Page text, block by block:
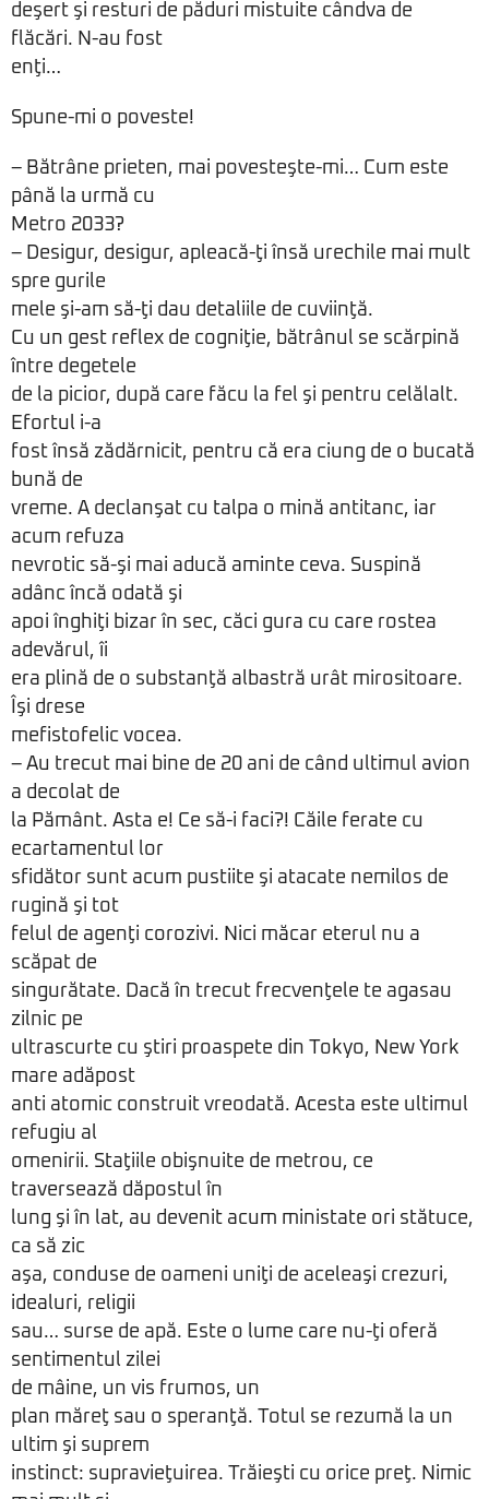
deşert şi resturi de păduri mistuite cândva de
flăcări. N-au fost
enţi…
Spune-mi o poveste!
– Bătrâne prieten, mai povesteşte-mi… Cum este
până la urmă cu
Metro 2033?
– Desigur, desigur, apleacă-ţi însă urechile mai mult
spre gurile
mele şi-am să-ţi dau detaliile de cuviinţă.
Cu un gest reflex de cogniţie, bătrânul se scărpină
între degetele
de la picior, după care făcu la fel şi pentru celălalt.
Efortul i-a
fost însă zădărnicit, pentru că era ciung de o bucată
bună de
vreme. A declanşat cu talpa o mină antitanc, iar
acum refuza
nevrotic să-şi mai aducă aminte ceva. Suspină
adânc încă odată şi
apoi înghiţi bizar în sec, căci gura cu care rostea
adevărul, îi
era plină de o substanţă albastră urât mirositoare.
Îşi drese
mefistofelic vocea.
– Au trecut mai bine de 20 ani de când ultimul avion
a decolat de
la Pământ. Asta e! Ce să-i faci?! Căile ferate cu
ecartamentul lor
sfidător sunt acum pustiite şi atacate nemilos de
rugină şi tot
felul de agenţi corozivi. Nici măcar eterul nu a
scăpat de
singurătate. Dacă în trecut frecvenţele te agasau
zilnic pe
ultrascurte cu ştiri proaspete din Tokyo, New York
mare adăpost
anti atomic construit vreodată. Acesta este ultimul
refugiu al
omenirii. Staţiile obişnuite de metrou, ce
traversează dăpostul în
lung şi în lat, au devenit acum ministate ori stătuce,
ca să zic
aşa, conduse de oameni uniţi de aceleaşi crezuri,
idealuri, religii
sau… surse de apă. Este o lume care nu-ţi oferă
sentimentul zilei
de mâine, un vis frumos, un
plan măreţ sau o speranţă. Totul se rezumă la un
ultim şi suprem
instinct: supravieţuirea. Trăieşti cu orice preţ. Nimic